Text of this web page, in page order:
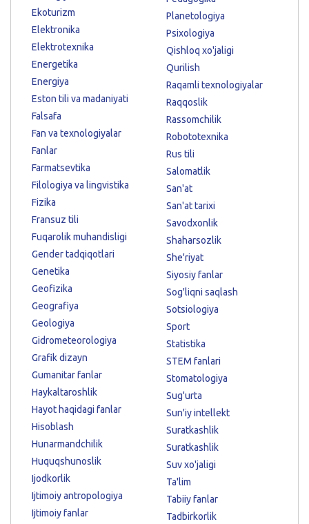
Ekoturizm
Elektronika
Elektrotexnika
Energetika
Energiya
Eston tili va madaniyati
Falsafa
Fan va texnologiyalar
Fanlar
Farmatsevtika
Filologiya va lingvistika
Fizika
Fransuz tili
Fuqarolik muhandisligi
Gender tadqiqotlari
Genetika
Geofizika
Geografiya
Geologiya
Gidrometeorologiya
Grafik dizayn
Gumanitar fanlar
Haykaltaroshlik
Hayot haqidagi fanlar
Hisoblash
Hunarmandchilik
Huquqshunoslik
Ijodkorlik
Ijtimoiy antropologiya
Ijtimoiy fanlar
Planetologiya
Psixologiya
Qishloq xo'jaligi
Qurilish
Raqamli texnologiyalar
Raqqoslik
Rassomchilik
Robototexnika
Rus tili
Salomatlik
San'at
San'at tarixi
Savodxonlik
Shaharsozlik
She'riyat
Siyosiy fanlar
Sog'liqni saqlash
Sotsiologiya
Sport
Statistika
STEM fanlari
Stomatologiya
Sug'urta
Sun'iy intellekt
Suratkashlik
Suratkashlik
Suv xo'jaligi
Ta'lim
Tabiiy fanlar
Tadbirkorlik